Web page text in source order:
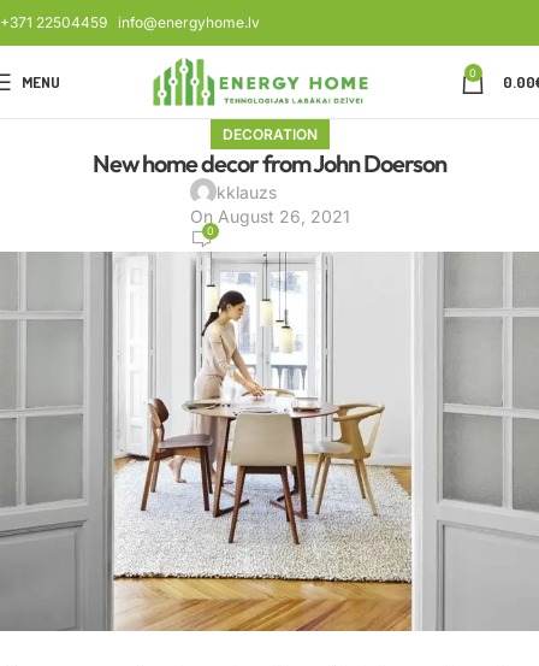
+371 22504459 info@energyhome.lv
MENU 0 0.00
DECORATION
New home decor from John Doerson
kklauzs
On August 26, 2021
0